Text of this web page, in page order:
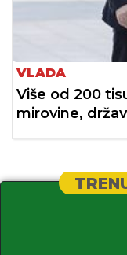
VLADA
Više od 200
mirovine,